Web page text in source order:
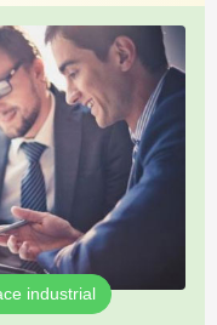
industrial